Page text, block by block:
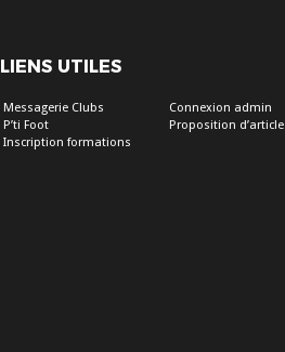
LIENS UTILES
Messagerie Clubs
P’ti Foot
Inscription formations
Connexion admin
Proposition d’article